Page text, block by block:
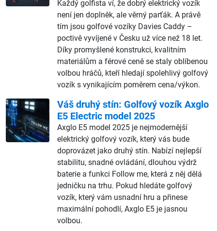
Každý golfista ví, že dobrý elektrický vozík
není jen doplněk, ale věrný parťák. A právě
tím jsou golfové vozíky Davies Caddy –
poctivě vyvíjené v Česku už více než 18 let.
Díky promyšlené konstrukci, kvalitním
materiálům a férové ceně se staly oblíbenou
volbou hráčů, kteří hledají spolehlivý golfový
vozík s vynikajícím poměrem cena/výkon.
Váš druhý stín: Golfový vozík Axglo
E5 Electric model 2025
Axglo E5 model 2025 je nejmodernější
elektrický golfový vozík, který vás bude
doprovázet jako druhý stín. Nabízí nejlepší
stabilitu, snadné ovládání, dlouhou výdrž
baterie a funkci Follow me, která z něj dělá
jedničku na trhu. Pokud hledáte golfový
vozík, který vám usnadní hru a přinese
maximální pohodlí, Axglo E5 je jasnou
volbou.